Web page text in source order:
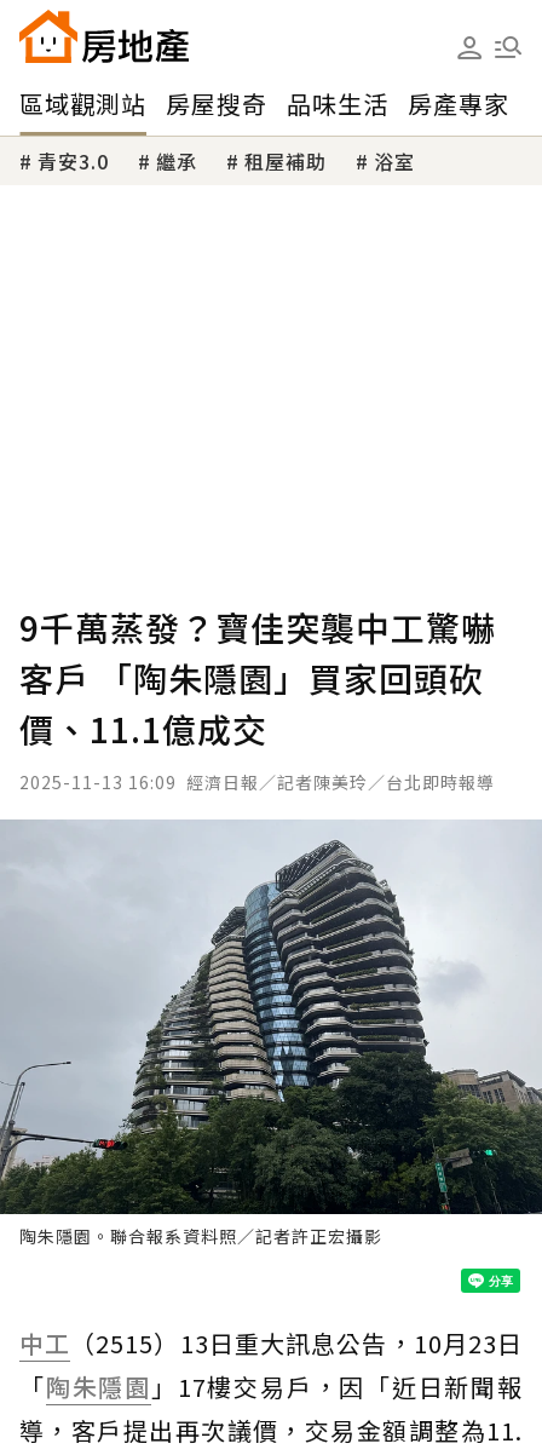
區域觀測站 房屋搜奇 品味生活 房產專家
青安3.0 繼承 租屋補助 浴室
9千萬蒸發？寶佳突襲中工驚嚇
客戶 「陶朱隱園」買家回頭砍
價、11.1億成交
2025-11-13 16:09 經濟日報／記者陳美玲／台北即時報導
陶朱隱園。聯合報系資料照／記者許正宏攝影
中工 （2515）13日重大訊息公告，10月23日
「陶朱隱園 」17樓交易戶，因「近日新聞報
導，客戶提出再次議價，交易金額調整為11.